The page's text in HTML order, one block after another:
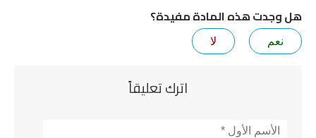
هل وجدت هذه المادة مفيدة؟
نعم لا
اترك تعليقاً
الأسم*